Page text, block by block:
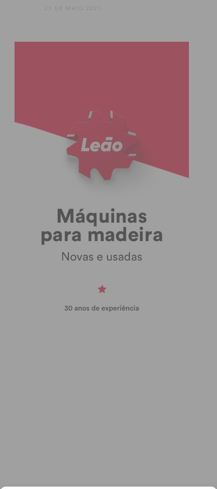
21 DE MAIO 2021